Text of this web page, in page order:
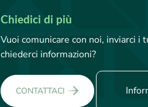
Chiedici di più
Vuoi comunicare con noi, inviarci
chiederci informazioni?
CONTATTACI